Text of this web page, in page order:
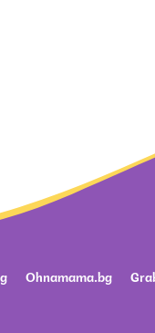
Ohnamama.bg